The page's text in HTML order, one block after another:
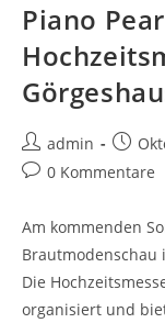
Piano
admin
0 Kommentare
Am kommenden
Brautmodenschau
Die
organisiert und